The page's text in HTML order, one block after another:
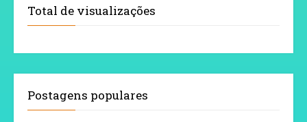
Total de visualizações
Postagens populares